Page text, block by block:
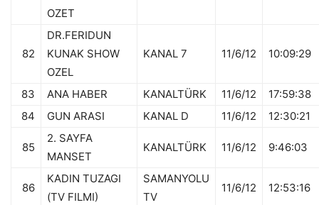
OZET
82
DR.FERIDUN
KUNAK SHOW
OZEL
KANAL 7 11/6/12 10:09:29
83 ANA HABER KANALTÜRK 11/6/12
17:59:38
84
GUN ARASI KANAL D 11/6/12 12:30:21
85
2. SAYFA
MANSET
KANALTÜRK 11/6/12 9:46:03
86
KADIN TUZAGI
(TV FILMI)
SAMANYOLU
TV
11/6/12 12:53:16